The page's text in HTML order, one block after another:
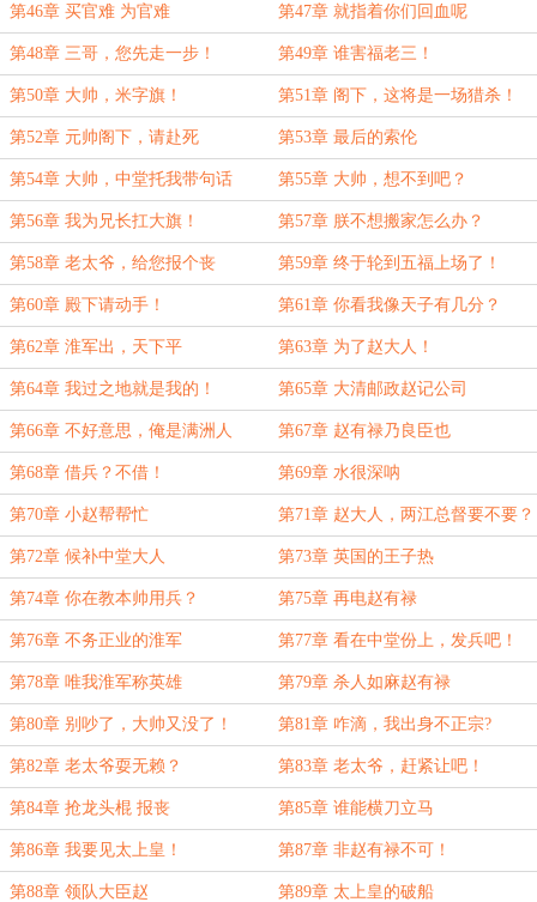
第46章 买官难 为官难 第47章 就指着你们回血呢
第48章 三哥，您先走一步！ 第49章 谁害福老三！
第50章 大帅，米字旗！ 第51章 阁下，这将是一场猎杀！
第52章 元帅阁下，请赴死 第53章 最后的索伦
第54章 大帅，中堂托我带句话 第55章 大帅，想不到吧？
第56章 我为兄长扛大旗！ 第57章 朕不想搬家怎么办？
第58章 老太爷，给您报个丧 第59章 终于轮到五福上场了！
第60章 殿下请动手！ 第61章 你看我像天子有几分？
第62章 淮军出，天下平 第63章 为了赵大人！
第64章 我过之地就是我的！ 第65章 大清邮政赵记公司
第66章 不好意思，俺是满洲人 第67章 赵有禄乃良臣也
第68章 借兵？不借！ 第69章 水很深呐
第70章 小赵帮帮忙 第71章 赵大人，两江总督要不要？
第72章 候补中堂大人 第73章 英国的王子热
第74章 你在教本帅用兵？ 第75章 再电赵有禄
第76章 不务正业的淮军 第77章 看在中堂份上，发兵吧！
第78章 唯我淮军称英雄 第79章 杀人如麻赵有禄
第80章 别吵了，大帅又没了！ 第81章 咋滴，我出身不正宗?
第82章 老太爷耍无赖？ 第83章 老太爷，赶紧让吧！
第84章 抢龙头棍 报丧 第85章 谁能横刀立马
第86章 我要见太上皇！ 第87章 非赵有禄不可！
第88章 领队大臣赵 第89章 太上皇的破船